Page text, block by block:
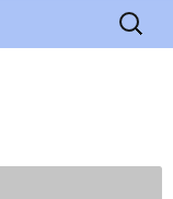
Пошук: